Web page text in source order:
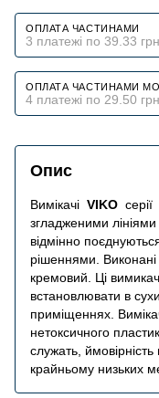
ОПЛАТА ЧАСТИНАМИ
3 платежі по 39.33 грн
ОПЛАТА ЧАСТИНАМИ
4 платежі по 29.50 грн
Опис
Вимікачі VIKO серії
згладженими
відмінно
рішеннями.
кремовий. Ці
встановлювати в
приміщеннях.
нетоксичного
служать,
крайньому низьких